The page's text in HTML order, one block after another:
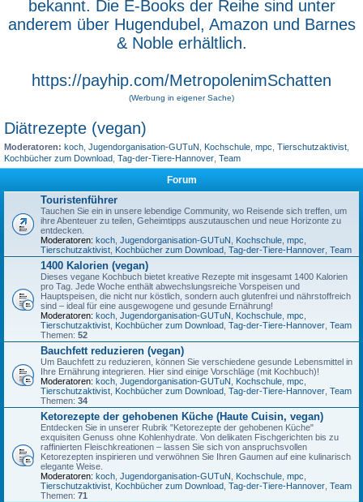
bekannt. Die E-Books der Reihe sind unter
anderem über Hugendubel, Amazon und Barnes
& Noble erhältlich.
https://payhip.com/MetropolenimSchatten
(Werbung in eigener Sache)
Diätrezepte (vegan)
Moderatoren: koch Jugendorganisation-GUTuN Kochschule mpc Tierschutzaktivist
Kochbücher zum Download Tag-der-Tiere-Hannover Team
Forum
Touristenführer
Tauchen Sie ein in unsere lebendige Community, wo Reisende sich treffen, um
ihre Abenteuer zu teilen, Geheimtipps auszutauschen und neue Horizonte zu
entdecken.
Moderatoren: koch, Jugendorganisation-GUTuN, Kochschule, mpc,
Tierschutzaktivist, Kochbücher zum Download, Tag-der-Tiere-Hannover, Team
1400 Kalorien (vegan)
Dieses vegane Kochbuch bietet kreative Rezepte mit insgesamt 1400 Kalorien
pro Tag. Jede Woche enthält abwechslungsreiche Vorspeisen und
Hauptspeisen, die nicht nur köstlich, sondern auch glutenfrei und nährstoffreich
sind – ideal für eine ausgewogene und gesunde Ernährung!
Moderatoren: koch, Jugendorganisation-GUTuN, Kochschule, mpc,
Tierschutzaktivist, Kochbücher zum Download, Tag-der-Tiere-Hannover, Team
Themen: 52
Bauchfett reduzieren (vegan)
Um Bauchfett zu reduzieren, können Sie verschiedene gesunde Lebensmittel in
Ihre Ernährung integrieren. Hier sind einige Vorschläge (mit Kochbuch)!
Moderatoren: koch, Jugendorganisation-GUTuN, Kochschule, mpc,
Tierschutzaktivist, Kochbücher zum Download, Tag-der-Tiere-Hannover, Team
Themen: 34
Ketorezepte der gehobenen Küche (Haute Cuisin, vegan)
Entdecken Sie in unserer Rubrik "Ketorezepte der gehobenen Küche"
exquisiten Genuss ohne Kohlenhydrate. Von delikaten Fischgerichten bis zu
raffinierten Fleischkreationen – lassen Sie sich von anspruchsvollen
Ketorezepten inspirieren und verwöhnen Sie Ihren Gaumen auf eine kulinarisch
elegante Weise.
Moderatoren: koch, Jugendorganisation-GUTuN, Kochschule, mpc,
Tierschutzaktivist, Kochbücher zum Download, Tag-der-Tiere-Hannover, Team
Themen: 71